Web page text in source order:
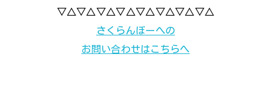
▽△▽△▽△▽△▽△▽△▽△▽△
さくらんぼーへの
お問い合わせはこちらへ